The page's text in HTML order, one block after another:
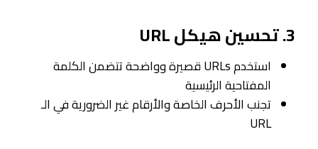
3. تحسين هيكل URL
استخدم URLs قصيرة وواضحة تتضمن الكلمة
المفتاحية الرئيسية
تجنب الأحرف الخاصة والأرقام غير الضرورية في الـ
URL